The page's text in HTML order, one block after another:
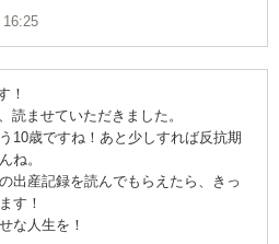
16:25
！
読ませていただきました。
10歳ですね！あと少しすれば反抗期
ね。
出産記録を読んでもらえたら、きっ
す！
な人生を！